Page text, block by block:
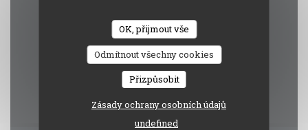
OK, přijmout vše
Odmítnout všechny cookies
Přizpůsobit
Zásady ochrany osobních údajů
undefined
Paiement Sans ContactPaiement Sans
Contact, Eurocard/Mastercard, Titres
restaurantTitres restaurant, Cash, Visa,
Debit Card